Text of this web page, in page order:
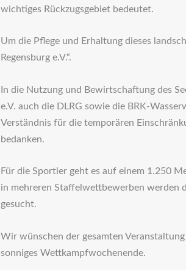
wichtiges Rückzugsgebiet bedeutet.
Um die Pflege und Erhaltung dieses
Regensburg e.V.“.
In die Nutzung und Bewirtschaftung des
e.V. auch die DLRG sowie die BRK-
Verständnis für die temporären
bedanken.
Für die Sportler geht es auf einem 1.250
in mehreren Staffelwettbewerben werden
gesucht.
Wir wünschen der gesamten
sonniges Wettkampfwochenende.